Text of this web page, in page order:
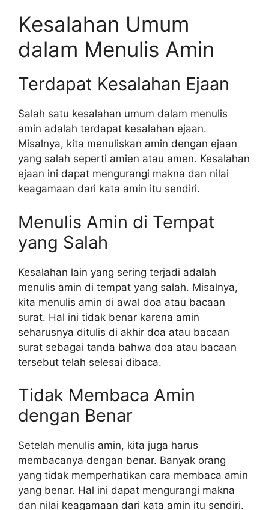
Kesalahan Umum
dalam Menulis Amin
Terdapat Kesalahan Ejaan
Salah satu kesalahan umum dalam menulis
amin adalah terdapat kesalahan ejaan.
Misalnya, kita menuliskan amin dengan ejaan
yang salah seperti amien atau amen. Kesalahan
ejaan ini dapat mengurangi makna dan nilai
keagamaan dari kata amin itu sendiri.
Menulis Amin di Tempat
yang Salah
Kesalahan lain yang sering terjadi adalah
menulis amin di tempat yang salah. Misalnya,
kita menulis amin di awal doa atau bacaan
surat. Hal ini tidak benar karena amin
seharusnya ditulis di akhir doa atau bacaan
surat sebagai tanda bahwa doa atau bacaan
tersebut telah selesai dibaca.
Tidak Membaca Amin
dengan Benar
Setelah menulis amin, kita juga harus
membacanya dengan benar. Banyak orang
yang tidak memperhatikan cara membaca amin
yang benar. Hal ini dapat mengurangi makna
dan nilai keagamaan dari kata amin itu sendiri.